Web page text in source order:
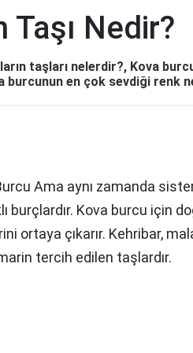
Nedir?
taşları nelerdir?, Kova
burcunun en çok sevdiği renk
Ama aynı zamanda
burçlardır. Kova burcu için
ortaya çıkarır. Kehribar,
tercih edilen taşlardır.